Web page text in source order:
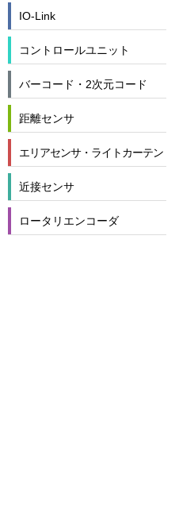
IO-Link
コントロールユニット
バーコード・2次元コード
距離センサ
エリアセンサ・ライトカーテン
近接センサ
ロータリエンコーダ